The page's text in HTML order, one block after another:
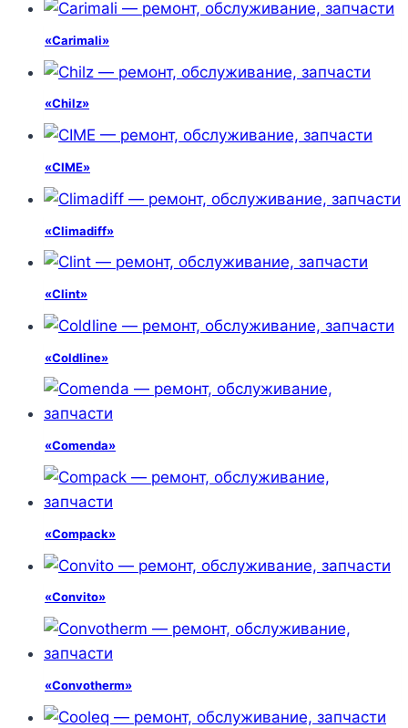
«Carimali»
«Chilz»
«CIME»
«Climadiff»
«Clint»
«Coldline»
«Comenda»
«Compack»
«Convito»
«Convotherm»